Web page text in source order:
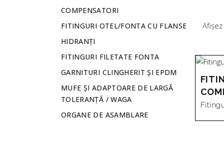
COMPENSATORI
FITINGURI OTEL/FONTA CU FLANSE
HIDRANȚI
FITINGURI FILETATE FONTA
GARNITURI CLINGHERIT ȘI EPDM
MUFE ȘI ADAPTOARE DE LARGĂ
TOLERANȚĂ / WAGA
ORGANE DE ASAMBLARE